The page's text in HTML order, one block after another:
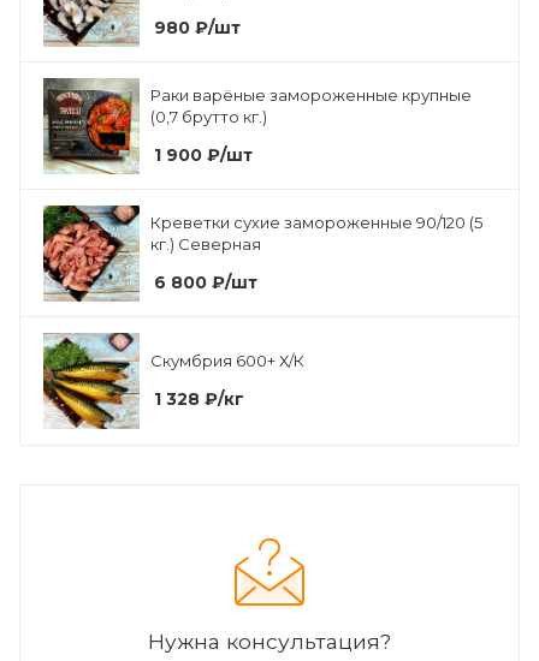
980 ₽/шт
Раки варёные замороженные крупные
(0,7 брутто кг.)
1 900 ₽/шт
Креветки сухие замороженные 90/120 (5
кг.) Северная
6 800 ₽/шт
Скумбрия 600+ Х/К
1 328 ₽/кг
Нужна консультация?